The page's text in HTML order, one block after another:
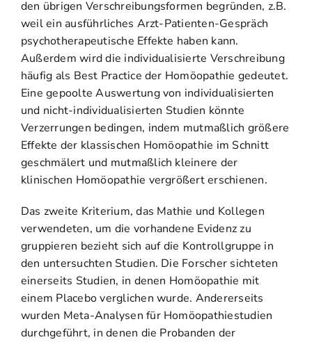
den übrigen Verschreibungsformen begründen, z.B.
weil ein ausführliches Arzt-Patienten-Gespräch
psychotherapeutische Effekte haben kann.
Außerdem wird die individualisierte Verschreibung
häufig als Best Practice der Homöopathie gedeutet.
Eine gepoolte Auswertung von individualisierten
und nicht-individualisierten Studien könnte
Verzerrungen bedingen, indem mutmaßlich größere
Effekte der klassischen Homöopathie im Schnitt
geschmälert und mutmaßlich kleinere der
klinischen Homöopathie vergrößert erschienen.
Das zweite Kriterium, das Mathie und Kollegen
verwendeten, um die vorhandene Evidenz zu
gruppieren bezieht sich auf die Kontrollgruppe in
den untersuchten Studien. Die Forscher sichteten
einerseits Studien, in denen Homöopathie mit
einem Placebo verglichen wurde. Andererseits
wurden Meta-Analysen für Homöopathiestudien
durchgeführt, in denen die Probanden der